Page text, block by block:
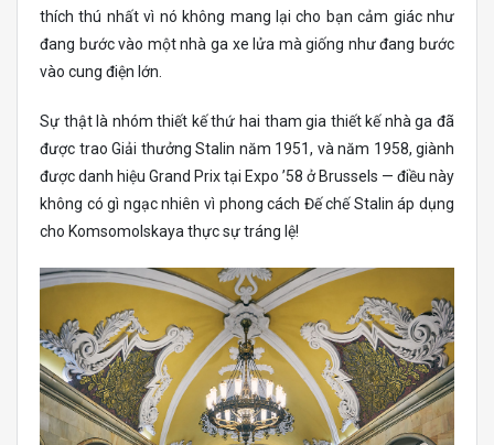
thích thú nhất vì nó không mang lại cho bạn cảm giác như
đang bước vào một nhà ga xe lửa mà giống như đang bước
vào cung điện lớn.
Sự thật là nhóm thiết kế thứ hai tham gia thiết kế nhà ga đã
được trao Giải thưởng Stalin năm 1951, và năm 1958, giành
được danh hiệu Grand Prix tại Expo ’58 ở Brussels — điều này
không có gì ngạc nhiên vì phong cách Đế chế Stalin áp dụng
cho Komsomolskaya thực sự tráng lệ!